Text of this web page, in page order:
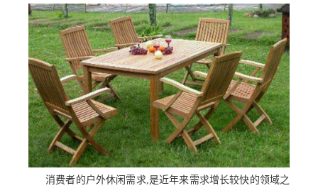
消费者的户外休闲需求,是近年来需求增长较快的领域之